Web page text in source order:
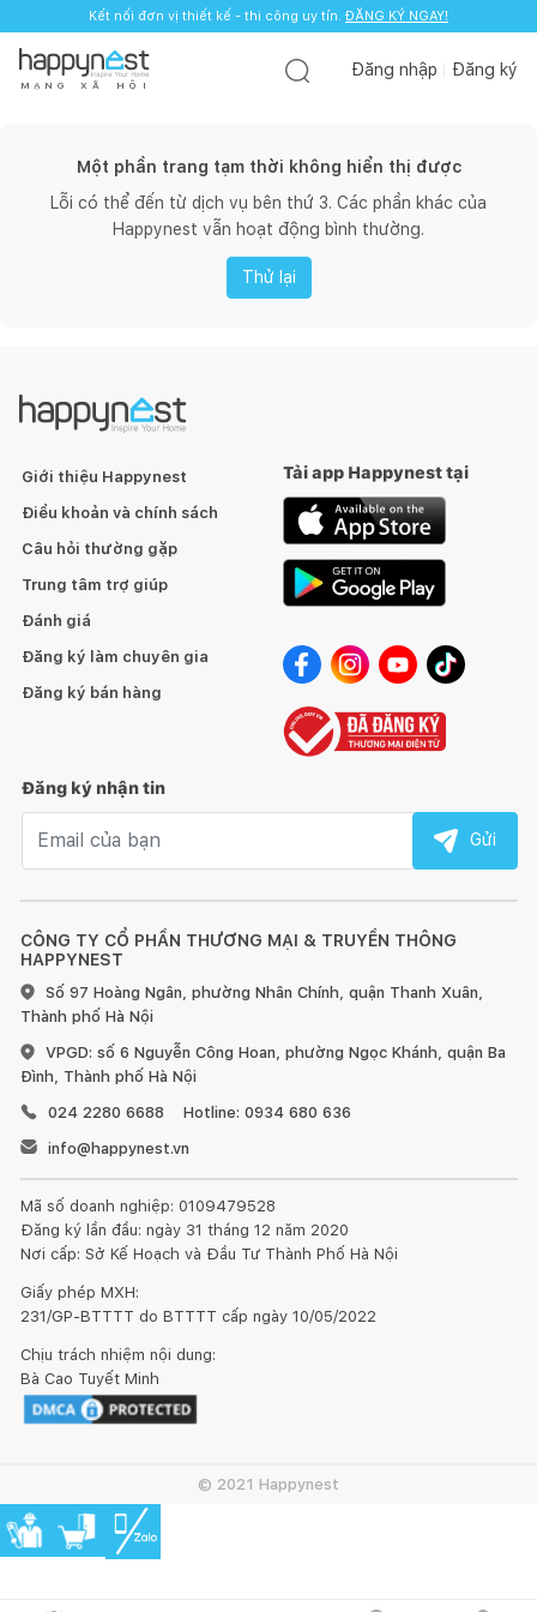
Kết nối đơn vị thiết kế - thi công uy tín. ĐĂNG KÝ NGAY!
M Ạ N G X Ã H Ộ I
Đăng nhập Đăng ký
Một phần trang tạm thời không hiển thị được
Lỗi có thể đến từ dịch vụ bên thứ 3. Các phần khác của
Happynest vẫn hoạt động bình thường.
Thử lại
CÔNG TY CỔ PHẦN THƯƠNG MẠI & TRUYỀN THÔNG
HAPPYNEST
Số 97 Hoàng Ngân, phường Nhân Chính, quận Thanh Xuân,
Thành phố Hà Nội
VPGD: số 6 Nguyễn Công Hoan, phường Ngọc Khánh, quận Ba
Đình, Thành phố Hà Nội
024 2280 6688
Hotline: 0934 680 636
info@happynest.vn
Mã số doanh nghiệp: 0109479528
Đăng ký lần đầu: ngày 31 tháng 12 năm 2020
Nơi cấp: Sở Kế Hoạch và Đầu Tư Thành Phố Hà Nội
Giấy phép MXH:
231/GP-BTTTT do BTTTT cấp ngày 10/05/2022
Chịu trách nhiệm nội dung:
Bà Cao Tuyết Minh
Giới thiệu Happynest
Điều khoản và chính sách
Câu hỏi thường gặp
Trung tâm trợ giúp
Đánh giá
Đăng ký làm chuyên gia
Đăng ký bán hàng
Tải app Happynest tại
Đăng ký nhận tin
Gửi
© 2021 Happynest